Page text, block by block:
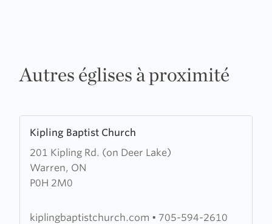
Autres églises à proximité
Kipling Baptist Church
201 Kipling Rd. (on Deer Lake)
Warren, ON
P0H 2M0
more
about
Kipling
Baptist
kiplingbaptistchurch.com • 705-594-2610